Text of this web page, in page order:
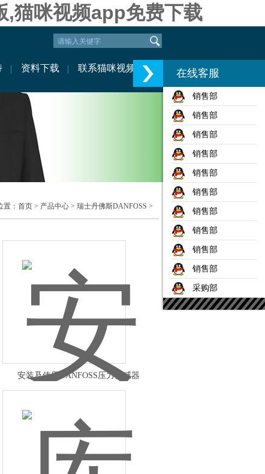
,猫咪视频app免费下载
资料下载 联系猫咪视频
： 首页 > 产品中心 > 瑞士丹佛斯DANFOSS >
安装及使用DANFOSS压力传感器
在线客服
销售部
销售部
销售部
销售部
销售部
销售部
销售部
销售部
销售部
销售部
采购部